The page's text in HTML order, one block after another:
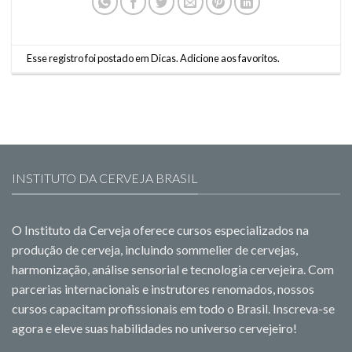
Esse registro foi postado emDicas.Adicione aos favoritos.
INSTITUTO DA CERVEJA BRASIL
O Instituto da Cerveja oferece cursos especializados na
produção de cerveja, incluindo sommelier de cervejas,
harmonização, análise sensorial e tecnologia cervejeira. Com
parcerias internacionais e instrutores renomados, nossos
cursos capacitam profissionais em todo o Brasil. Inscreva-se
agora e eleve suas habilidades no universo cervejeiro!